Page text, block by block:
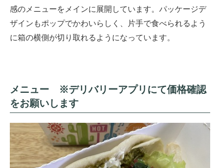
感のメニューをメインに展開しています。パッケージデ
ザインもポップでかわいらしく、片手で食べられるよう
に箱の横側が切り取れるようになっています。
メニュー ※デリバリーアプリにて価格確認
をお願いします